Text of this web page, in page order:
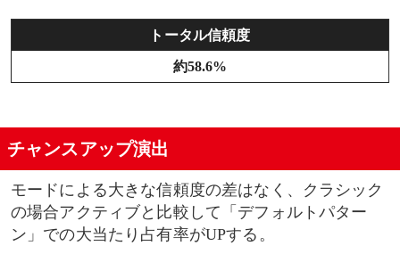
トータル信頼度
約58.6%
チャンスアップ演出
モードによる大きな信頼度の差はなく、クラシック
の場合アクティブと比較して「デフォルトパター
ン」での大当たり占有率がUPする。